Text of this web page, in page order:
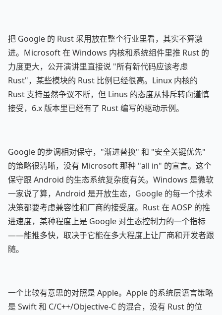
把 Google 的 Rust 采用放在整个行业里看，其实不算激
进。Microsoft 在 Windows 内核和系统组件里推 Rust 的
力度更大，公开演讲里直接说 "所有新代码应该考虑
Rust"，某些模块的 Rust 比例已经很高。Linux 内核的
Rust 支持虽然争议不断，但 Linus 的态度从排斥转向谨慎
接受，6.x 版本里已经有了 Rust 编写的驱动示例。
Google 的步调相对保守，"渐进替换" 和 "安全关键优先"
的策略很清晰，没有 Microsoft 那种 "all in" 的宣言。这个
保守跟 Android 的生态系统复杂度有关。Windows 是微软
一家说了算，Android 是开放生态，Google 的每一个技术
决策都要考虑兼容性和厂商的接受度。Rust 在 AOSP 的推
进速度，某种程度上是 Google 对生态控制力的一个指标
——能推多快，取决于它能在多大程度上让厂商和开发者跟
随。
一个比较有意思的对照是 Apple。Apple 的系统层语言策略
是 Swift 和 C/C++/Objective-C 的混合，没有 Rust 的位